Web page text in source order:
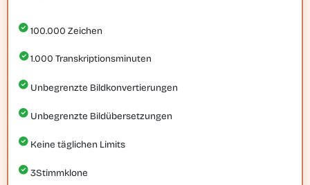
100.000 Zeichen
1.000 Transkriptionsminuten
Unbegrenzte Bildkonvertierungen
Unbegrenzte Bildübersetzungen
Keine täglichen Limits
3Stimmklone